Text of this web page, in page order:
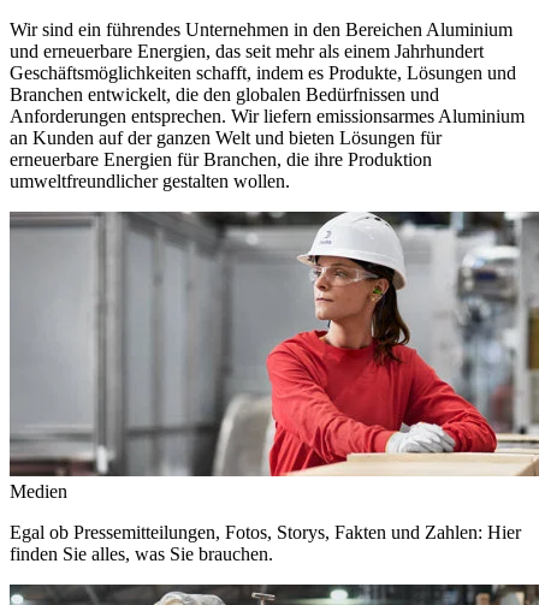
Wir sind ein führendes Unternehmen in den Bereichen Aluminium
und erneuerbare Energien, das seit mehr als einem Jahrhundert
Geschäftsmöglichkeiten schafft, indem es Produkte, Lösungen und
Branchen entwickelt, die den globalen Bedürfnissen und
Anforderungen entsprechen. Wir liefern emissionsarmes Aluminium
an Kunden auf der ganzen Welt und bieten Lösungen für
erneuerbare Energien für Branchen, die ihre Produktion
umweltfreundlicher gestalten wollen.
Medien
Egal ob Pressemitteilungen, Fotos, Storys, Fakten und Zahlen: Hier
finden Sie alles, was Sie brauchen.